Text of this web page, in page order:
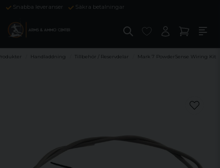
Snabba leveranser Säkra betalningar
Handladdning Tillbehör / Reservdelar Mark 7 PowderSense Wiring Kit